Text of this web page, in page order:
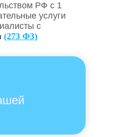
РФ c 1
услуги
с
(273 ФЗ)